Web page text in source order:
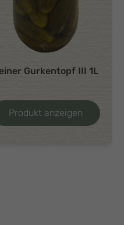
Bärlauchpesto 170g
Produkt anzeigen